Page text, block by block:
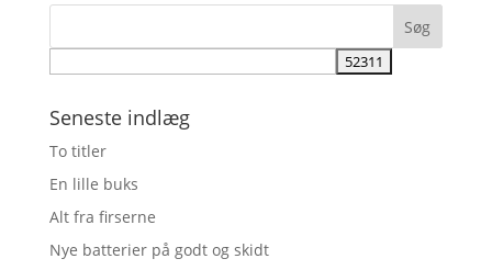
Seneste indlæg
To titler
En lille buks
Alt fra firserne
Nye batterier på godt og skidt